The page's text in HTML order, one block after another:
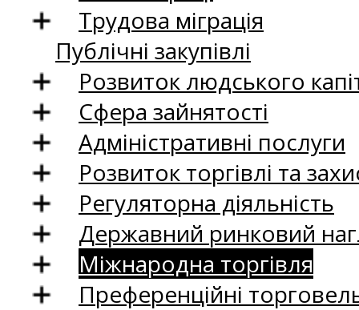
Трудова міграція
Публічні закупівлі
Розвиток людського
Сфера зайнятості
Адміністративні послуги
Розвиток торгівлі та
Регуляторна діяльність
Державний ринковий
Міжнародна торгівля
Преференційні